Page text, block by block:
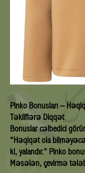
Pinko Bonusları –
Təkliflərə Diqqət
Bonuslar cəlbedici
“Həqiqət ola
ki, yalandır.” Pinko
Məsələn, çevirmə